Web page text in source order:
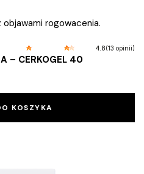
– CERKOGEL 40
rogowacenia.
4.8(13 opinii)
KOSZYKA